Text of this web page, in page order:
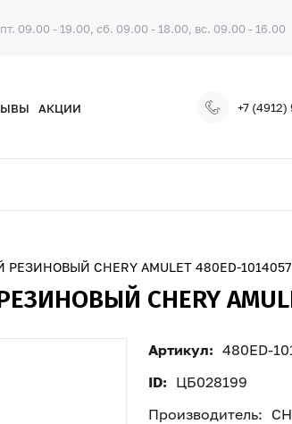
09.00 - 19.00, сб. 09.00 - 18.00, вс. 09.00 - 16.00
АКЦИИ +7 (4912)
CHERY AMULET 480ED-1014057
CHERY
Артикул: 480ED-
ID: ЦБ028199
Производитель: